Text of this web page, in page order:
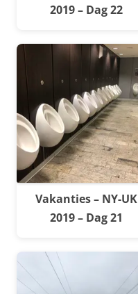
2019 – Dag 22
Vakanties – NY-UK
2019 – Dag 21